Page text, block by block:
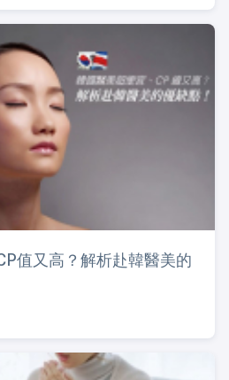
值又高？解析赴韓醫美的